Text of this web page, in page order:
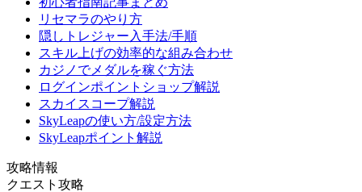
リセマラのやり方
隠しトレジャー入手法/手順
スキル上げの効率的な組み合わせ
カジノでメダルを稼ぐ方法
ログインポイントショップ解説
スカイスコープ解説
SkyLeapの使い方/設定方法
SkyLeapポイント解説
攻略情報
クエスト攻略